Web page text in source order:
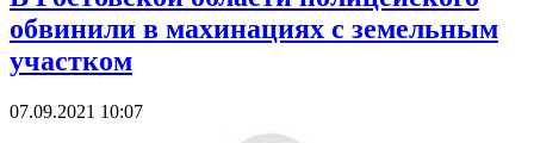
обвинили в махинациях с земельным
участком
07.09.2021 10:07